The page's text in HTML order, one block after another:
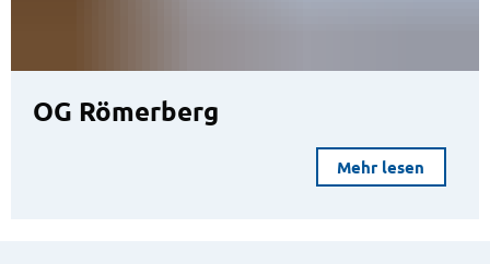
OG Römerberg
Mehr lesen